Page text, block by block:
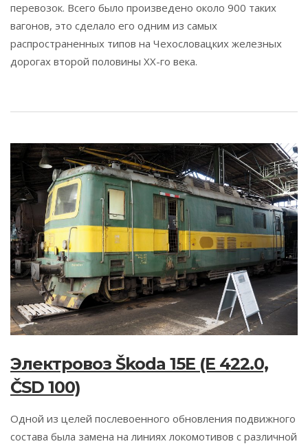
перевозок. Всего было произведено около 900 таких
вагонов, это сделало его одним из самых
распространенных типов на Чехословацких железных
дорогах второй половины XX-го века.
Электровоз Škoda 15E (E 422.0,
ČSD 100)
Одной из целей послевоенного обновления подвижного
состава была замена на линиях локомотивов с различной